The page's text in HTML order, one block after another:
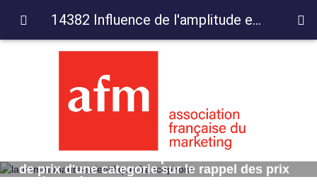
de prix d'une categorie sur le rappel des prix
par les enfants
14382 Influence de l'amplitude et du niveau de prix d'une categorie sur le rappel des prix par les enfants